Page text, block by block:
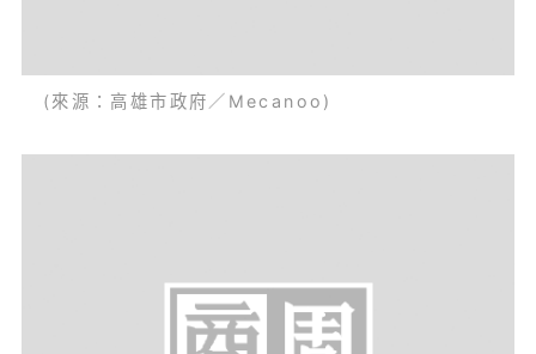
(來源：高雄市政府／Mecanoo)